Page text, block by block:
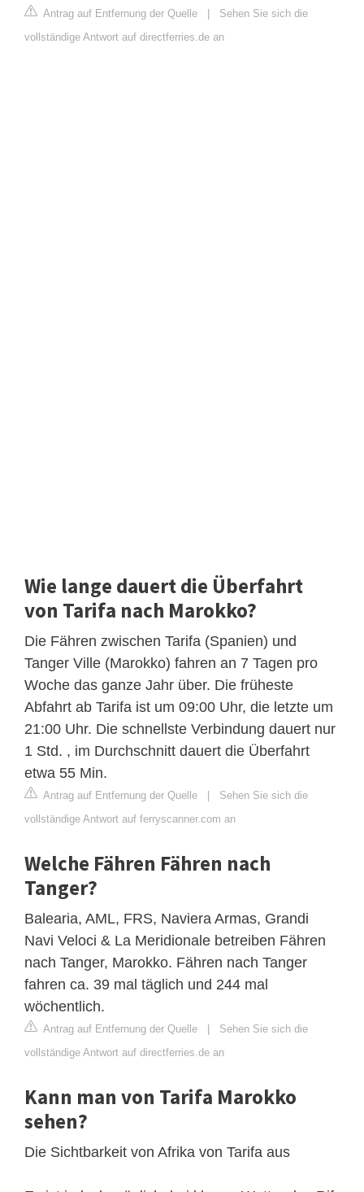
Antrag auf Entfernung der Quelle | Sehen Sie sich die
vollständige Antwort auf directferries.de an
Wie lange dauert die Überfahrt
von Tarifa nach Marokko?
Die Fähren zwischen Tarifa (Spanien) und
Tanger Ville (Marokko) fahren an 7 Tagen pro
Woche das ganze Jahr über. Die früheste
Abfahrt ab Tarifa ist um 09:00 Uhr, die letzte um
21:00 Uhr. Die schnellste Verbindung dauert nur
1 Std. , im Durchschnitt dauert die Überfahrt
etwa 55 Min.
Antrag auf Entfernung der Quelle | Sehen Sie sich die
vollständige Antwort auf ferryscanner.com an
Welche Fähren Fähren nach
Tanger?
Balearia, AML, FRS, Naviera Armas, Grandi
Navi Veloci & La Meridionale betreiben Fähren
nach Tanger, Marokko. Fähren nach Tanger
fahren ca. 39 mal täglich und 244 mal
wöchentlich.
Antrag auf Entfernung der Quelle | Sehen Sie sich die
vollständige Antwort auf directferries.de an
Kann man von Tarifa Marokko
sehen?
Die Sichtbarkeit von Afrika von Tarifa aus